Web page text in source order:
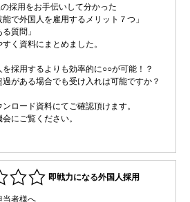
採用をお手伝いして分かった
外国人を雇用するメリット７つ」
質問」
く資料にまとめました。
用するよりも効率的に○○が可能！？
ある場合でも受け入れは可能ですか？
ロード資料にてご確認頂けます。
にご覧ください。
即戦力になる外国人採用
者様へ